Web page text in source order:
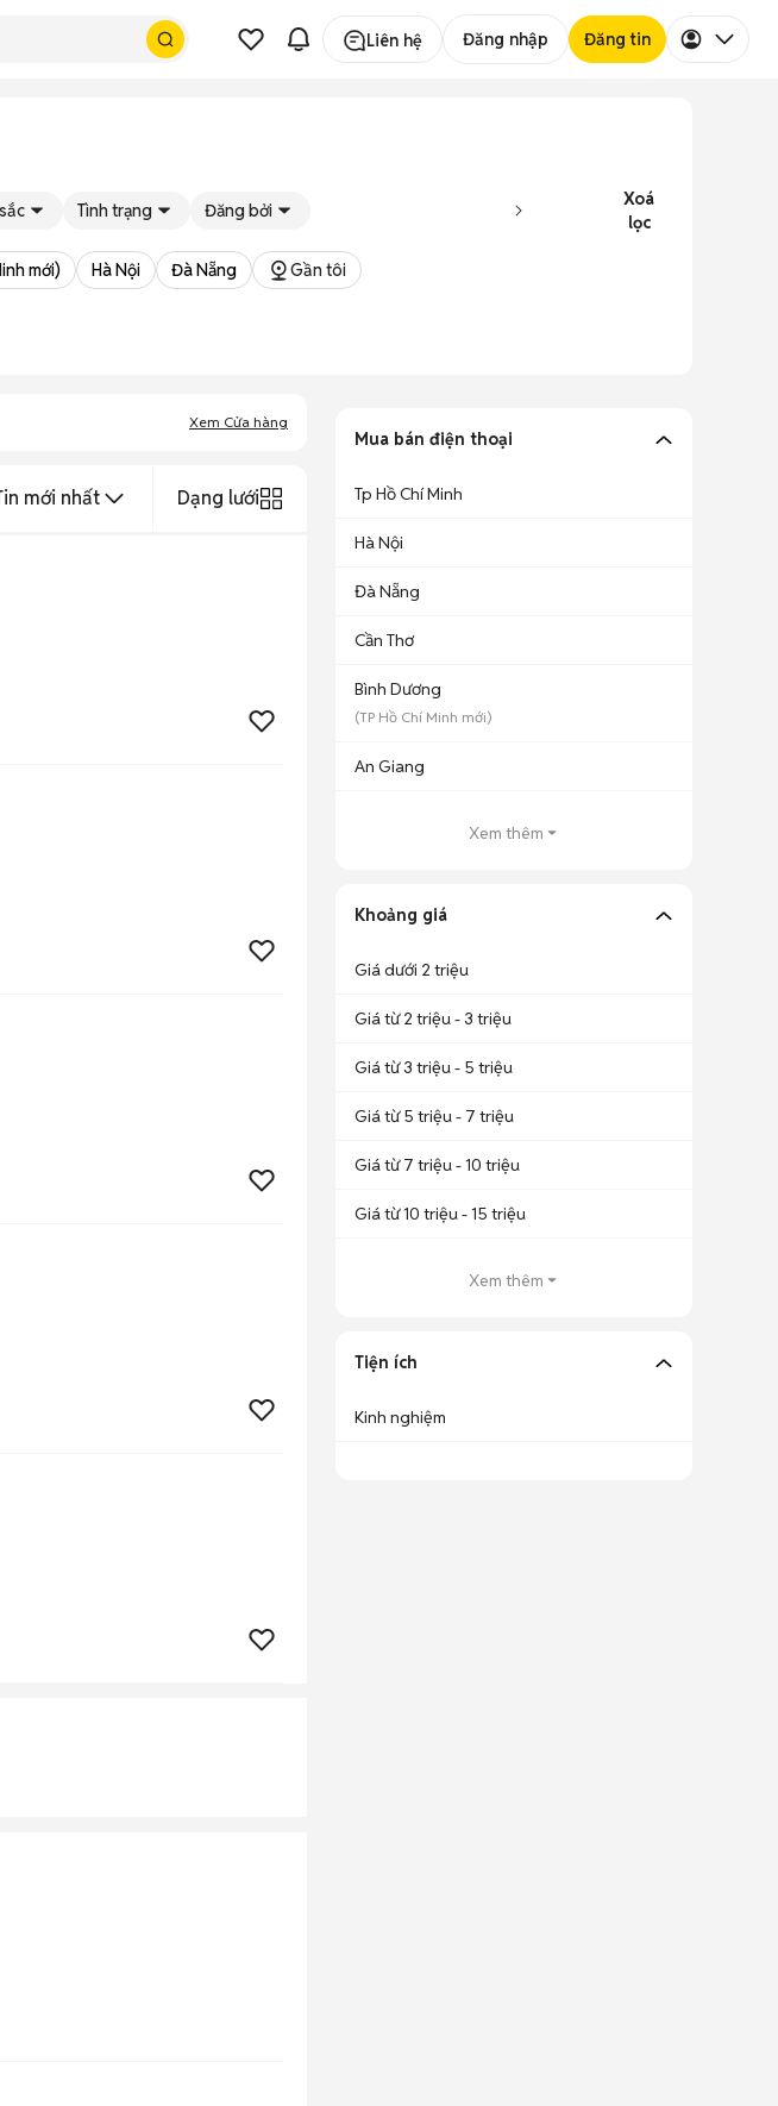
Liên hệ Đăng nhập Đăng tin
Tình trạng Đăng bởi
Xoá
lọc
mới) Hà Nội Đà Nẵng Gần tôi
Xem Cửa hàng
mới nhất Dạng lưới
Mua bán điện thoại
Tp Hồ Chí Minh
Hà Nội
Đà Nẵng
Cần Thơ
Bình Dương
(TP Hồ Chí Minh mới)
An Giang
Xem thêm
Khoảng giá
Giá dưới 2 triệu
Giá từ 2 triệu - 3 triệu
Giá từ 3 triệu - 5 triệu
Giá từ 5 triệu - 7 triệu
Giá từ 7 triệu - 10 triệu
Giá từ 10 triệu - 15 triệu
Xem thêm
Tiện ích
Kinh nghiệm